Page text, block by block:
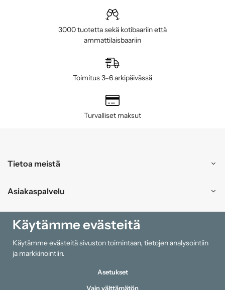
3000 tuotetta sekä kotibaariin että
ammattilaisbaariin
Toimitus 3–6 arkipäivässä
Turvalliset maksut
Tietoa meistä
Asiakaspalvelu
Ostokset
Tiedot
Käytämme evästeitä
Käytämme evästeitä sivuston toimintaan, tietojen analysointiin
ja markkinointiin.
Asetukset
Vain välttämätön